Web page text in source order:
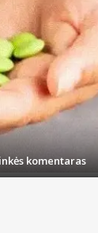
komentaras